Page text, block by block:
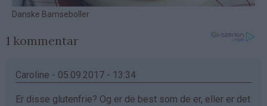
1 kommentar
Caroline - 05.09.2017 - 13:34
Er disse glutenfrie? Og er de best som de er, eller er det